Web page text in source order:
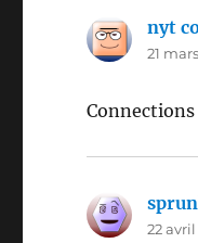
nyt
21
22 avril